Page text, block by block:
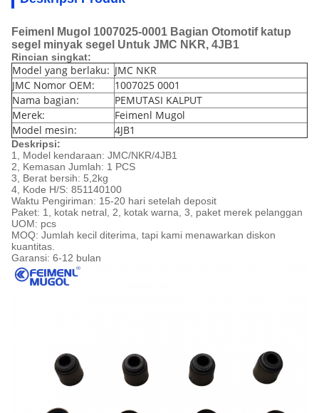
Feimenl Mugol 1007025-0001 Bagian Otomotif katup
segel minyak segel Untuk JMC NKR, 4JB1
Rincian singkat:
Model yang berlaku: JMC NKR
JMC Nomor OEM:
1007025 0001
Nama bagian:
PEMUTASI KALPUT
Merek:
Feimenl Mugol
Model mesin:
4JB1
Deskripsi:
1, Model kendaraan: JMC/NKR/4JB1
2, Kemasan Jumlah: 1 PCS
3, Berat bersih: 5,2kg
4, Kode H/S: 851140100
Waktu Pengiriman: 15-20 hari setelah deposit
Paket: 1, kotak netral, 2, kotak warna, 3, paket merek pelanggan
UOM: pcs
MOQ: Jumlah kecil diterima, tapi kami menawarkan diskon
kuantitas.
Garansi: 6-12 bulan